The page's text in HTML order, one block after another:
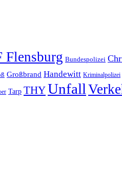
Flensburg Bundespolizei
Großbrand Handewitt Kriminalpolizei
Tarp THYUnfall